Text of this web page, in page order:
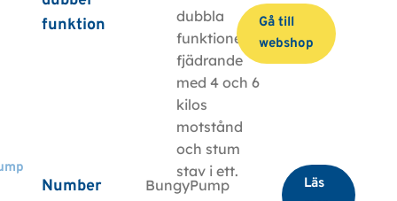
funktion
dubbla
funktioner,
fjädrande
med 4 och 6
kilos
motstånd
och stum
stav i ett.
Gå till
webshop
Number
BungyPump
Läs